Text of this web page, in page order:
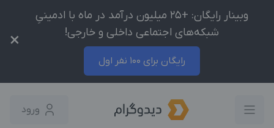
وبینار رایگان: +25 میلیون درآمد در ماه با ادمینیِ
شبکه‌های اجتماعی داخلی و خارجی!
رایگان برای 100 نفر اول
×
ورود